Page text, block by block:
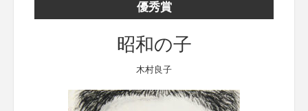
優秀賞
昭和の子
木村良子